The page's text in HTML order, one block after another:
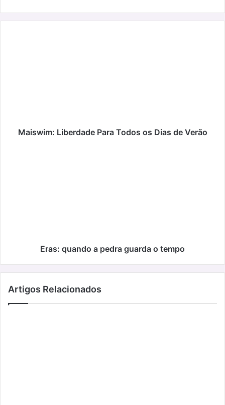
Maiswim: Liberdade Para Todos os Dias de Verão
Eras: quando a pedra guarda o tempo
Artigos Relacionados